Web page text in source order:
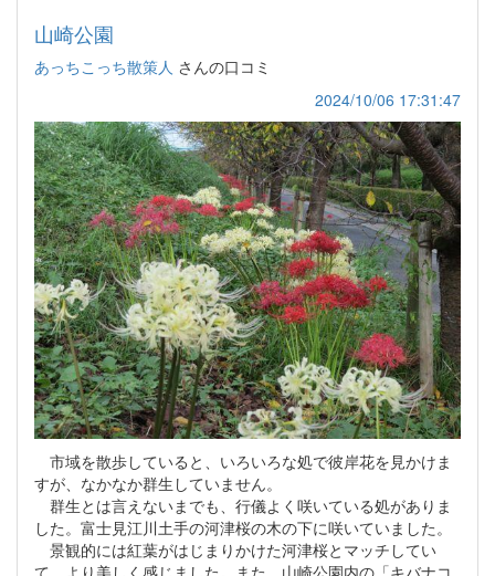
山崎公園
あっちこっち散策人 さんの口コミ
2024/10/06 17:31:47
市域を散歩していると、いろいろな処で彼岸花を見かけま
すが、なかなか群生していません。
群生とは言えないまでも、行儀よく咲いている処がありま
した。富士見江川土手の河津桜の木の下に咲いていました。
景観的には紅葉がはじまりかけた河津桜とマッチしてい